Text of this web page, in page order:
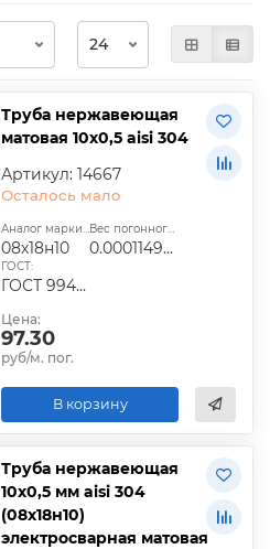
Труба нержавеющая
матовая 10х0,5 aisi 304
Артикул: 14667
Осталось мало
Аналог марки стали:
08х18н10
Вес погонного метра, т.:
0.0001149025
ГОСТ:
ГОСТ 9940-81
Цена:
97.30
руб/м. пог.
В корзину
Труба нержавеющая
10х0,5 мм aisi 304
(08х18н10)
электросварная матовая